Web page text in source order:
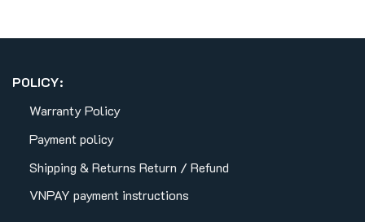
POLICY:
Warranty Policy
Payment policy
Shipping & Returns Return / Refund
VNPAY payment instructions